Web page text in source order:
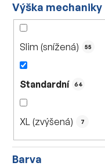
Výška mechaniky
Slim (snížená) 55
Standardní 64
XL (zvýšená) 7
Barva